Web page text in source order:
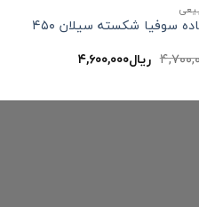
چای ساده سوفیا شکسته سیلان ۴۵۰
قیمت
اصلی:
بود.
ریال۴,۶۰۰,۰۰۰قیمت
فعلی: